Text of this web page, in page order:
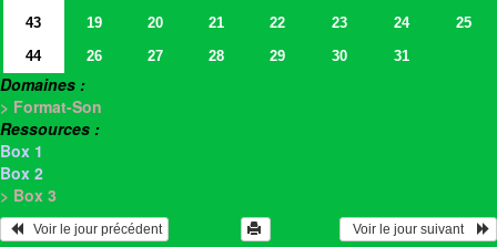
43
19 20 21 22 23 24
25
44
26 27 28 29 30 31
Domaines :
> Format-Son
Ressources :
Box 1
Box 2
> Box 3
   Voir le jour précédent
  Voir le jour suivant